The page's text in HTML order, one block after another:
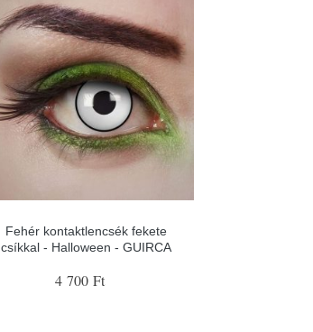
Fehér kontaktlencsék fekete
csíkkal - Halloween - GUIRCA
4 700 Ft